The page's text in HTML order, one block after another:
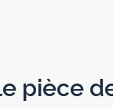
pièce